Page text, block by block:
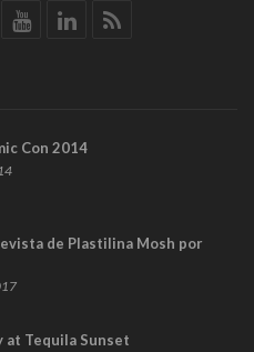
Con 2014
de Plastilina Mosh por
at Tequila Sunset